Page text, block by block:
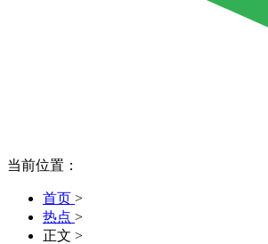
当前位置：
首页 >
热点 >
正文 >